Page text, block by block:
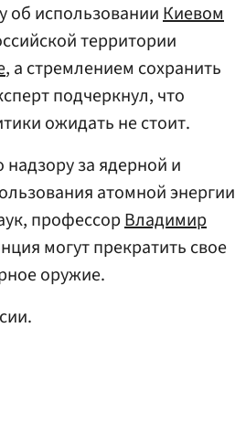
об использованииКиевом
территории
, а стремлением сохранить
подчеркнул, что
ожидать не стоит.
за ядерной и
атомной энергии
профессорВладимир
могут прекратить свое
оружие.